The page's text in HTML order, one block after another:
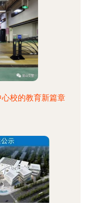
校的教育新篇章